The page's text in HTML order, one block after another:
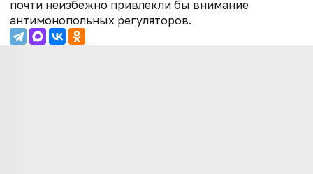
почти неизбежно привлекли бы внимание
антимонопольных регуляторов.